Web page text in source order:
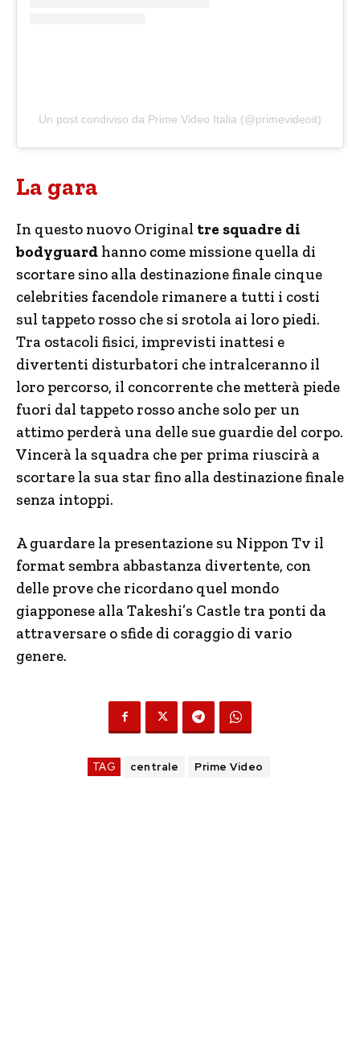
Un post condiviso da Prime Video Italia (@primevideoit)
La gara
In questo nuovo Original tre squadre di
bodyguard hanno come missione quella di
scortare sino alla destinazione finale cinque
celebrities facendole rimanere a tutti i costi
sul tappeto rosso che si srotola ai loro piedi.
Tra ostacoli fisici, imprevisti inattesi e
divertenti disturbatori che intralceranno il
loro percorso, il concorrente che metterà piede
fuori dal tappeto rosso anche solo per un
attimo perderà una delle sue guardie del corpo.
Vincerà la squadra che per prima riuscirà a
scortare la sua star fino alla destinazione finale
senza intoppi.
A guardare la presentazione su Nippon Tv il
format sembra abbastanza divertente, con
delle prove che ricordano quel mondo
giapponese alla Takeshi’s Castle tra ponti da
attraversare o sfide di coraggio di vario
genere.
TAG centrale Prime Video